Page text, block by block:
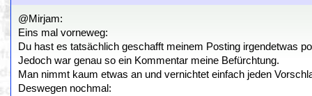
@Mirjam:
Eins mal vorneweg:
Du hast es tatsächlich geschafft meinem Posting irgendetwas
Jedoch war genau so ein Kommentar meine Befürchtung.
Man nimmt kaum etwas an und vernichtet einfach jeden
Deswegen nochmal: